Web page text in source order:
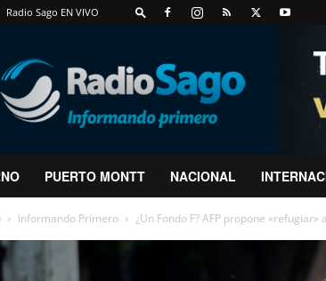
Radio Sago EN VIVO
RadioSago
PUERTO MONTT NACIONAL
Informando Primero ¿Un Fondo F? AFP propone